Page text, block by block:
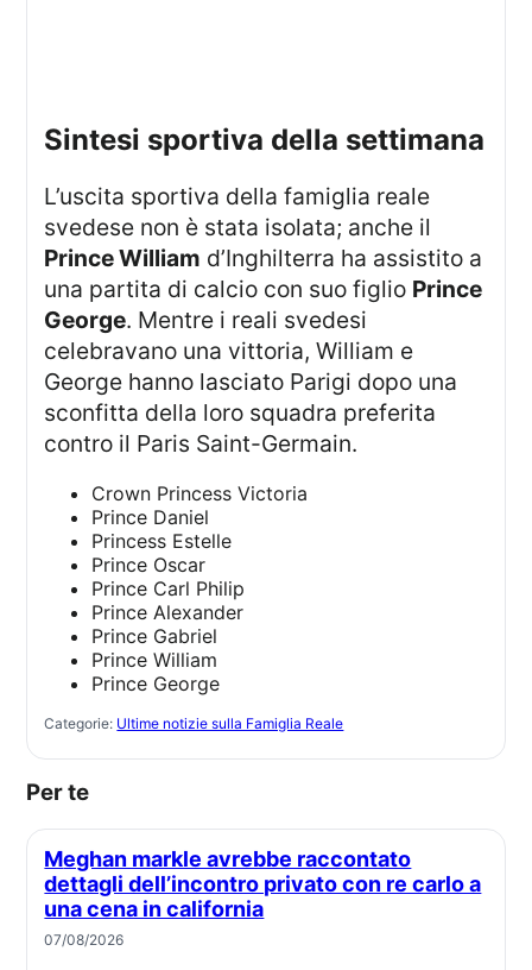
sintesi sportiva della settimana
L’uscita sportiva della famiglia reale
svedese non è stata isolata; anche il
Prince William d’Inghilterra ha assistito a
una partita di calcio con suo figlio Prince
George. Mentre i reali svedesi
celebravano una vittoria, William e
George hanno lasciato Parigi dopo una
sconfitta della loro squadra preferita
contro il Paris Saint-Germain.
Crown Princess Victoria
Prince Daniel
Princess Estelle
Prince Oscar
Prince Carl Philip
Prince Alexander
Prince Gabriel
Prince William
Prince George
Categorie: Ultime notizie sulla Famiglia Reale
Per te
Meghan markle avrebbe raccontato
dettagli dell’incontro privato con re carlo a
una cena in california
07/08/2026